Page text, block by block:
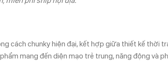
cách chunky hiện đại, kết hợp giữa thiết kế
mang đến diện mạo trẻ trung, năng động và